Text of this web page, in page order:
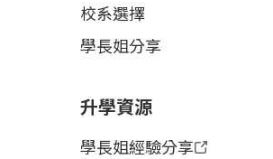
校系選擇
學長姐分享
升學資源
學長姐經驗分享